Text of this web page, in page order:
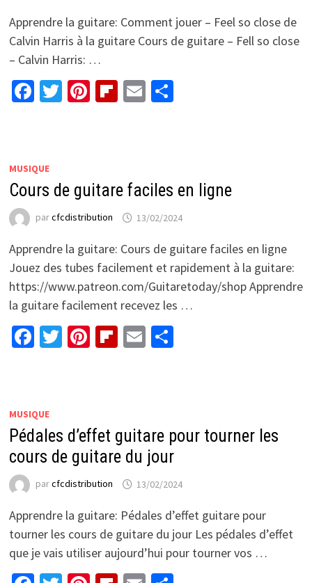
Apprendre la guitare: Comment jouer – Feel so close de
Calvin Harris à la guitare Cours de guitare – Fell so close
– Calvin Harris: …
Facebook
Twitter
Pinterest
Flipboard
EmailPartager
MUSIQUE
Cours de guitare faciles en ligne
parcfcdistribution 13/02/2024
Apprendre la guitare: Cours de guitare faciles en ligne
Jouez des tubes facilement et rapidement à la guitare:
https://www.patreon.com/Guitaretoday/shop Apprendre
la guitare facilement recevez les …
Facebook
Twitter
Pinterest
Flipboard
EmailPartager
MUSIQUE
Pédales d’effet guitare pour tourner les
cours de guitare du jour
parcfcdistribution 13/02/2024
Apprendre la guitare: Pédales d’effet guitare pour
tourner les cours de guitare du jour Les pédales d’effet
que je vais utiliser aujourd’hui pour tourner vos …